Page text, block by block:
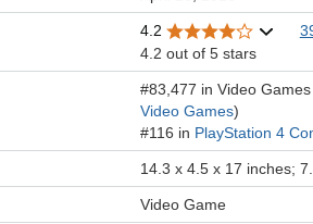
4.2
4.2 out of 5 stars
#83,477 in Video
Video Games)
#116 in PlayStation 4
14.3 x 4.5 x 17 inches;
Video Game